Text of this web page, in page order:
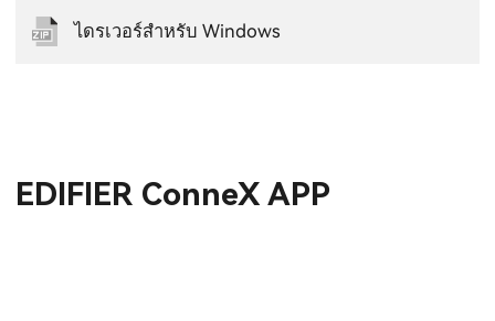
ไดรเวอร์สำหรับ Windows
EDIFIER ConneX APP